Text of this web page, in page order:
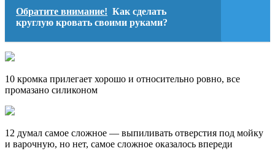
Обратите внимание! Как сделать
круглую кровать своими руками?
10 кромка прилегает хорошо и относительно ровно, все
промазано силиконом
12 думал самое сложное — выпиливать отверстия под мойку
и варочную, но нет, самое сложное оказалось впереди